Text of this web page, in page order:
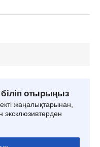
отырыңыз
жаңалықтарынан,
эксклюзивтерден